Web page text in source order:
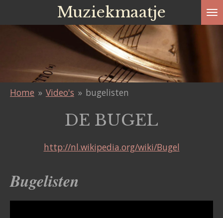
direct
hoofdinhoud
Muziekmaatje
Home » Video's » bugelisten
DE BUGEL
http://nl.wikipedia.org/wiki/Bugel
Bugelisten